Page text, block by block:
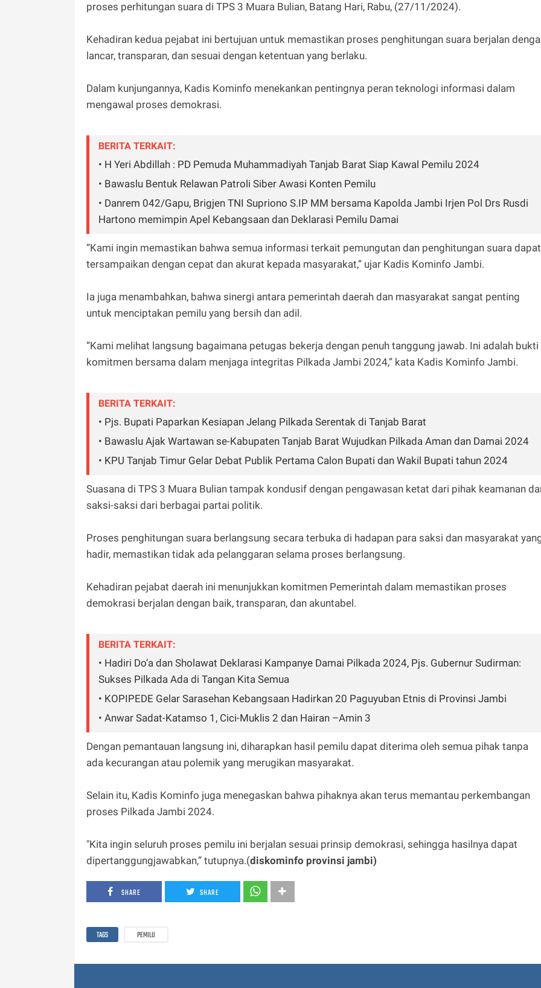
proses perhitungan suara di TPS 3 Muara Bulian, Batang Hari, Rabu, (27/11/2024).
Kehadiran kedua pejabat ini bertujuan untuk memastikan proses penghitungan suara berjalan
lancar, transparan, dan sesuai dengan ketentuan yang berlaku.
Dalam kunjungannya, Kadis Kominfo menekankan pentingnya peran teknologi informasi dalam
mengawal proses demokrasi.
BERITA TERKAIT:
• H Yeri Abdillah : PD Pemuda Muhammadiyah Tanjab Barat Siap Kawal Pemilu 2024
• Bawaslu Bentuk Relawan Patroli Siber Awasi Konten Pemilu
• Danrem 042/Gapu, Brigjen TNI Supriono S.IP MM bersama Kapolda Jambi Irjen Pol Drs Rusdi
Hartono memimpin Apel Kebangsaan dan Deklarasi Pemilu Damai
“Kami ingin memastikan bahwa semua informasi terkait pemungutan dan penghitungan suara dapat
tersampaikan dengan cepat dan akurat kepada masyarakat,” ujar Kadis Kominfo Jambi.
Ia juga menambahkan, bahwa sinergi antara pemerintah daerah dan masyarakat sangat penting
untuk menciptakan pemilu yang bersih dan adil.
“Kami melihat langsung bagaimana petugas bekerja dengan penuh tanggung jawab. Ini adalah bukti
komitmen bersama dalam menjaga integritas Pilkada Jambi 2024,” kata Kadis Kominfo Jambi.
BERITA TERKAIT:
• Pjs. Bupati Paparkan Kesiapan Jelang Pilkada Serentak di Tanjab Barat
• Bawaslu Ajak Wartawan se-Kabupaten Tanjab Barat Wujudkan Pilkada Aman dan Damai 2024
• KPU Tanjab Timur Gelar Debat Publik Pertama Calon Bupati dan Wakil Bupati tahun 2024
Suasana di TPS 3 Muara Bulian tampak kondusif dengan pengawasan ketat dari pihak keamanan
saksi-saksi dari berbagai partai politik.
Proses penghitungan suara berlangsung secara terbuka di hadapan para saksi dan masyarakat
hadir, memastikan tidak ada pelanggaran selama proses berlangsung.
Kehadiran pejabat daerah ini menunjukkan komitmen Pemerintah dalam memastikan proses
demokrasi berjalan dengan baik, transparan, dan akuntabel.
BERITA TERKAIT:
• Hadiri Do’a dan Sholawat Deklarasi Kampanye Damai Pilkada 2024, Pjs. Gubernur Sudirman:
Sukses Pilkada Ada di Tangan Kita Semua
• KOPIPEDE Gelar Sarasehan Kebangsaan Hadirkan 20 Paguyuban Etnis di Provinsi Jambi
• Anwar Sadat-Katamso 1, Cici-Muklis 2 dan Hairan –Amin 3
Dengan pemantauan langsung ini, diharapkan hasil pemilu dapat diterima oleh semua pihak tanpa
ada kecurangan atau polemik yang merugikan masyarakat.
Selain itu, Kadis Kominfo juga menegaskan bahwa pihaknya akan terus memantau perkembangan
proses Pilkada Jambi 2024.
"Kita ingin seluruh proses pemilu ini berjalan sesuai prinsip demokrasi, sehingga hasilnya dapat
dipertanggungjawabkan,” tutupnya.(diskominfo provinsi jambi)
SHARE SHARE
TAGS PEMILU